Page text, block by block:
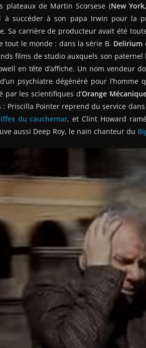
plateaux de Martin Scorsese (New
à succéder à son papa Irwin pour la
Sa carrière de producteur avait été
tout le monde : dans la série B. Delirium
films de studio auxquels son
en tête d’affiche. Un nom vendeur
psychiatre dégénéré pour
par les scientifiques d’Orange
: Priscilla Pointer reprend du service
du cauchemar, et Clint Howard
aussi Deep Roy, le nain chanteur du